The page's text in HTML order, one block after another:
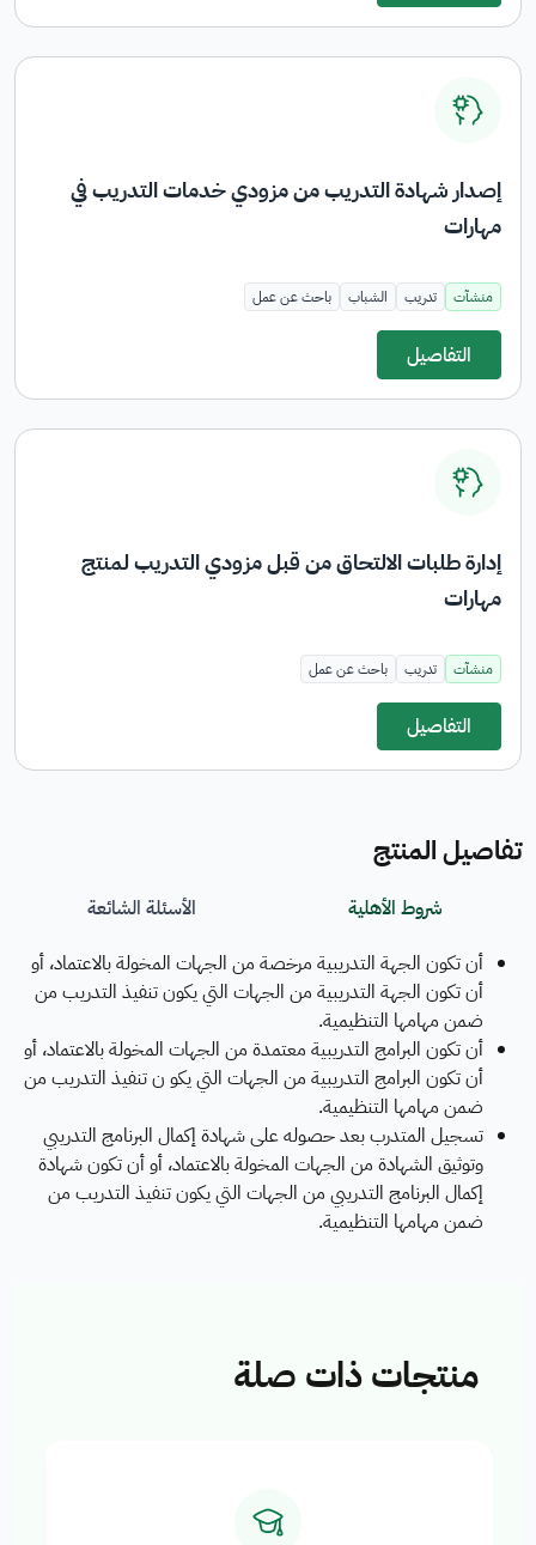
مسجل
لدى
20260606461
إصدار شهادة التدريب من مزودي خدمات التدريب في
مهارات
منشآت تدريب الشباب باحث عن عمل
التفاصيل
إدارة طلبات الالتحاق من قبل مزودي التدريب لمنتج
مهارات
منشآت تدريب باحث عن عمل
التفاصيل
تفاصيل المنتج
شروط الأهلية
الأسئلة الشائعة
أن تكون الجهة التدريبية مرخصة من الجهات المخولة بالاعتماد، أو
أن تكون الجهة التدريبية من الجهات التي يكون تنفيذ التدريب من
ضمن مهامها التنظيمية.
أن تكون البرامج التدريبية معتمدة من الجهات المخولة بالاعتماد، أو
أن تكون البرامج التدريبية من الجهات التي يكو ن تنفيذ التدريب من
ضمن مهامها التنظيمية.
تسجيل المتدرب بعد حصوله على شهادة إكمال البرنامج التدريبي
وتوثيق الشهادة من الجهات المخولة بالاعتماد، أو أن تكون شهادة
إكمال البرنامج التدريبي من الجهات التي يكون تنفيذ التدريب من
ضمن مهامها التنظيمية.
منتجات ذات صلة